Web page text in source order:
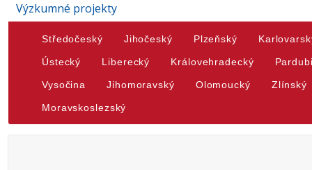
Výzkumné projekty
Středočeský Jihočeský Plzeňský
Ústecký Liberecký Královehradecký
Vysočina Jihomoravský Olomoucký Zlínský
Moravskoslezský